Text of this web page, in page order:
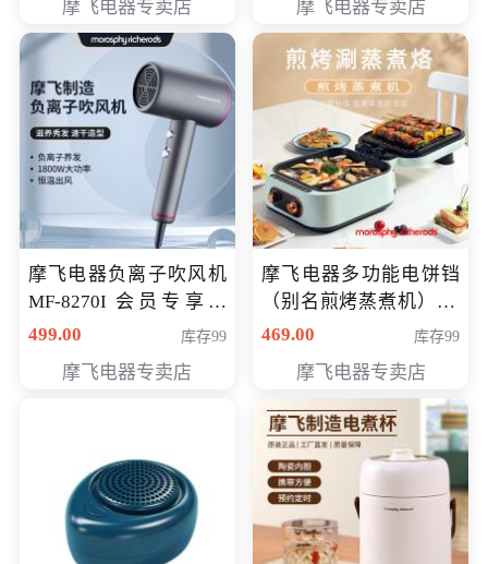
摩飞电器专卖店 摩飞电器专卖店
摩飞电器负离子吹风机
MF-8270I 会员专享价
369元
499.00 库存99
摩飞电器专卖店
摩飞电器多功能电饼铛
（别名煎烤蒸煮机） 型
号MF-8888B 会员专享
469.00 库存99
摩飞电器专卖店